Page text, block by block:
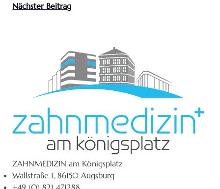
Nächster Beitrag
ZAHNMEDIZIN am Königsplatz
Wallstraße 1, 86150 Augsburg